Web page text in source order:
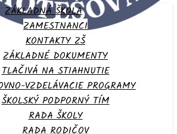
ZÁKLADNÁ ŠKOLA
ZAMESTNANCI
KONTAKTY ZŠ
ZÁKLADNÉ DOKUMENTY
TLAČIVÁ NA STIAHNUTIE
VZDELÁVACIE PROGRAMY
ŠKOLSKÝ PODPORNÝ TÍM
RADA ŠKOLY
RADA RODIČOV